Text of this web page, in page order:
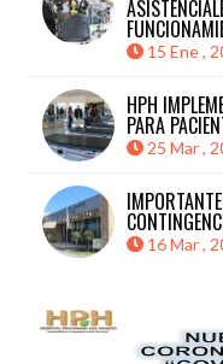
15 Ene ,
HPH
PARA
25 Mar ,
16 Mar ,